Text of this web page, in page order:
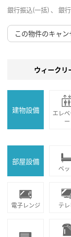
銀行振込(一括) 、 銀
この物件のキャ
ウィークリ
建物設備
エレ
ー
部屋設備
ベッ
電子レンジ テ